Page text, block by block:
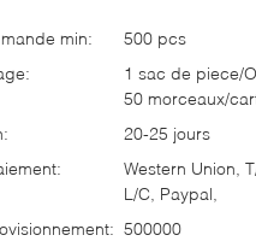
min:
500 pcs
1 sac de piece/
50 morceaux/
20-25 jours
Western Union,
L/C, Paypal,
500000